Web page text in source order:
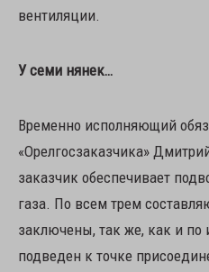
вентиляции.
У семи нянек…
Временно исполняющий
«Орелгосзаказчика»
заказчик обеспечивает
газа. По всем трем
заключены, так же, как и по
подведен к точке